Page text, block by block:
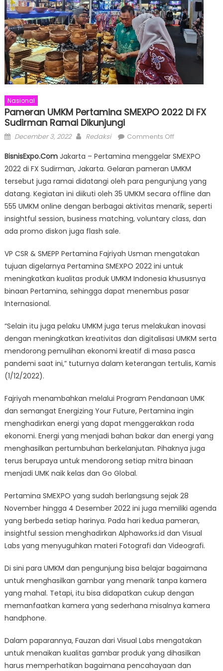
Nasional
Pameran UMKM Pertamina SMEXPO 2022 Di FX
Sudirman Ramai Dikunjungi
Posted
December 3, 2022 Author
Redaksi Comments Offon
UMKM
Pertamina
SMEXPO
2022
di
FX
Dikunjungi
BisnisExpo.ComJakarta – Pertamina menggelar SMEXPO
2022 di FX Sudirman, Jakarta. Gelaran pameran UMKM
tersebut juga ramai didatangi oleh para pengunjung yang
datang. Kegiatan ini diikuti oleh 35 UMKM secara offline dan
555 UMKM online dengan berbagai aktivitas menarik, seperti
insightful session, business matching, voluntary class, dan
ada promo diskon juga flash sale.
VP CSR & SMEPP Pertamina Fajriyah Usman mengatakan
tujuan digelarnya Pertamina SMEXPO 2022 ini untuk
meningkatkan kualitas produk UMKM Indonesia khususnya
binaan Pertamina, sehingga dapat menembus pasar
Internasional.
“Selain itu juga pelaku UMKM juga terus melakukan inovasi
dengan meningkatkan kreativitas dan digitalisasi UMKM serta
mendorong pemulihan ekonomi kreatif di masa pasca
pandemi saat ini,” tuturnya dalam keterangan tertulis, Kamis
(1/12/2022).
Fajriyah menambahkan melalui Program Pendanaan UMK
dan semangat Energizing Your Future, Pertamina ingin
menghadirkan energi yang dapat menggerakkan roda
ekonomi. Energi yang menjadi bahan bakar dan energi yang
menghasilkan pertumbuhan berkelanjutan. Pihaknya juga
terus berupaya untuk mendorong setiap mitra binaan
menjadi UMK naik kelas dan Go Global.
Pertamina SMEXPO yang sudah berlangsung sejak 28
November hingga 4 Desember 2022 ini juga memiliki agenda
yang berbeda setiap harinya. Pada hari kedua pameran,
insightful session menghadirkan Alphaworks.id dan Visual
Labs yang menyuguhkan materi Fotografi dan Videografi.
Di sini para UMKM dan pengunjung bisa belajar bagaimana
untuk menghasilkan gambar yang menarik tanpa kamera
yang mahal. Tetapi, itu bisa didapatkan cukup dengan
memanfaatkan kamera yang sederhana misalnya kamera
handphone.
Dalam paparannya, Fauzan dari Visual Labs mengatakan
untuk menaikan kualitas gambar produk yang dihasilkan
harus memperhatikan bagaimana pencahayaan dan